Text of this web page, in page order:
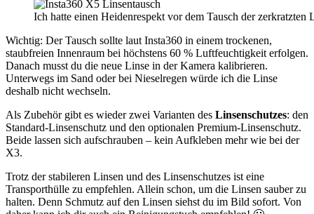
Ich hatte einen Heidenrespekt vor dem Tausch der
Wichtig: Der Tausch sollte laut Insta360 in einem trockenen,
staubfreien Innenraum bei höchstens 60 % Luftfeuchtigkeit erfolgen.
Danach musst du die neue Linse in der Kamera kalibrieren.
Unterwegs im Sand oder bei Nieselregen würde ich die Linse
deshalb nicht wechseln.
Als Zubehör gibt es wieder zwei Varianten des Linsenschutzes: den
Standard-Linsenschutz und den optionalen Premium-Linsenschutz.
Beide lassen sich aufschrauben – kein Aufkleben mehr wie bei der
X3.
Trotz der stabileren Linsen und des Linsenschutzes ist eine
Transporthülle zu empfehlen. Allein schon, um die Linsen sauber zu
halten. Denn Schmutz auf den Linsen siehst du im Bild sofort. Von